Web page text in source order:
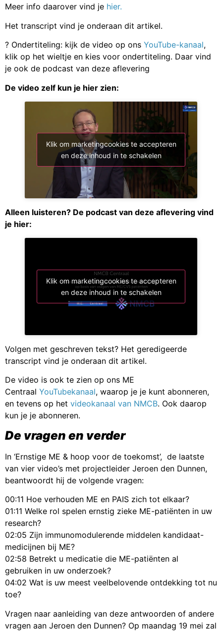
Meer info daarover vind je hier.
Het transcript vind je onderaan dit artikel.
? Ondertiteling: kijk de video op ons YouTube-kanaal,
klik op het wieltje en kies voor ondertiteling. Daar vind
je ook de podcast van deze aflevering
De video zelf kun je hier zien:
Klik om marketingcookies te accepteren
en deze inhoud in te schakelen
Alleen luisteren? De podcast van deze aflevering vind
je hier:
Klik om marketingcookies te accepteren
en deze inhoud in te schakelen
Volgen met geschreven tekst? Het geredigeerde
transcript vind je onderaan dit artikel.
De video is ook te zien op ons ME
Centraal YouTubekanaal, waarop je je kunt abonneren,
en tevens op het videokanaal van NMCB. Ook daarop
kun je je abonneren.
De vragen en verder
In ‘Ernstige ME & hoop voor de toekomst’, de laatste
van vier video’s met projectleider Jeroen den Dunnen,
beantwoordt hij de volgende vragen:
00:11 Hoe verhouden ME en PAIS zich tot elkaar?
01:11 Welke rol spelen ernstig zieke ME-patiënten in uw
research?
02:05 Zijn immunomodulerende middelen kandidaat-
medicijnen bij ME?
02:58 Betrekt u medicatie die ME-patiënten al
gebruiken in uw onderzoek?
04:02 Wat is uw meest veelbelovende ontdekking tot nu
toe?
Vragen naar aanleiding van deze antwoorden of andere
vragen aan Jeroen den Dunnen? Op maandag 19 mei zal